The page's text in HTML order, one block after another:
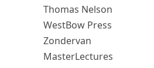
Thomas Nelson
WestBow Press
Zondervan
MasterLectures